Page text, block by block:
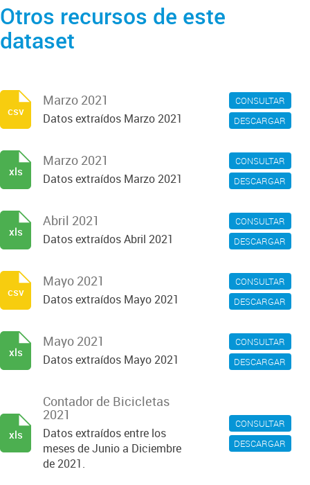
Otros recursos de este
dataset
CONSULTAR
DESCARGAR
Marzo 2021
Datos extraídos Marzo 2021
csv
CONSULTAR
DESCARGAR
Marzo 2021
Datos extraídos Marzo 2021
xls
CONSULTAR
DESCARGAR
Abril 2021
Datos extraídos Abril 2021
xls
CONSULTAR
DESCARGAR
Mayo 2021
Datos extraídos Mayo 2021
csv
CONSULTAR
DESCARGAR
Mayo 2021
Datos extraídos Mayo 2021
xls
CONSULTAR
DESCARGAR
Contador de Bicicletas
2021
Datos extraídos entre los
meses de Junio a Diciembre
de 2021.
xls